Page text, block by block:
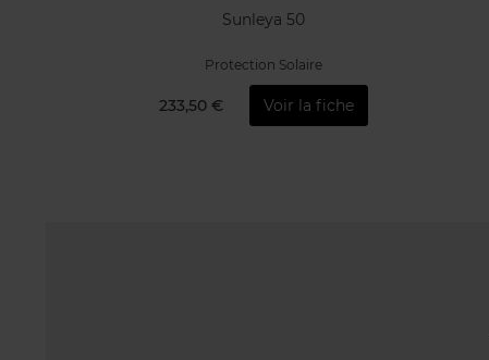
Sunleya 50
Protection Solaire
233,50 € Voir la fiche